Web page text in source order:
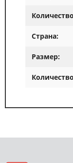
Страна:
Размер: